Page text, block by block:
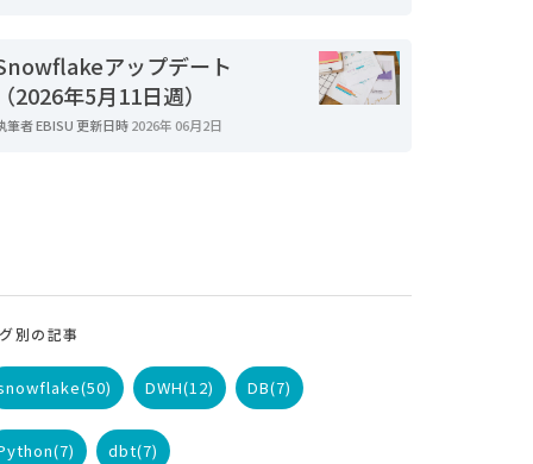
アップデート
2026年5月11日週）
筆者EBISU 更新日時2026年 06月2日
別の記事
(50) DWH(12) DB(7)
(7) dbt(7)